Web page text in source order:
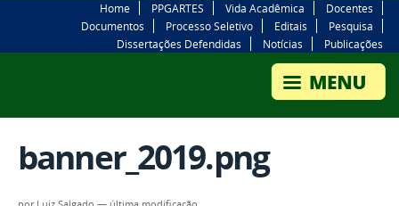
Home PPGARTES Vida Acadêmica
Docentes
Documentos
Processo Seletivo Editais
Pesquisa
Dissertações Defendidas
Notícias Publicações
banner_2019.png